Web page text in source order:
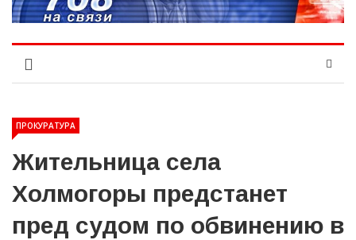
ПРОКУРАТУРА
Жительница села
Холмогоры предстанет
пред судом по обвинению в